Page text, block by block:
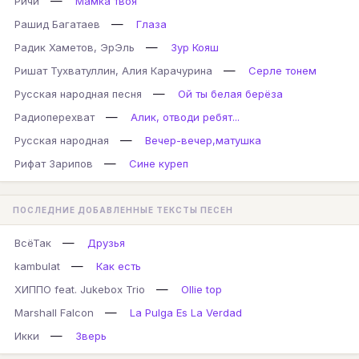
Рашид Багатаев
—
Глаза
Радик Хаметов, ЭрЭль
—
Зур Кояш
Ришат Тухватуллин, Алия Карачурина
—
Серле тонем
Русская народная песня
—
Ой ты белая берёза
Радиоперехват
—
Алик, отводи ребят...
Русская народная
—
Вечер-вечер,матушка
Рифат Зарипов
— Сине куреп
ПОСЛЕДНИЕ ДОБАВЛЕННЫЕ ТЕКСТЫ ПЕСЕН
ВсёТак —
Друзья
kambulat
—
Как есть
ХИППО feat. Jukebox Trio
—
Ollie top
Marshall Falcon
—
La Pulga Es La Verdad
Икки
— Зверь